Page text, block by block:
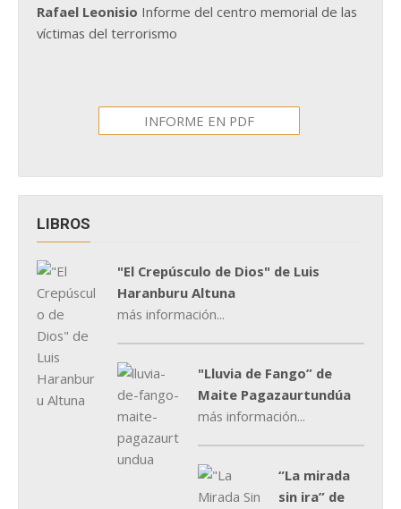
Rafael Leonisio Informe del centro memorial de las
víctimas del terrorismo
INFORME EN PDF
LIBROS
"El Crepúsculo de Dios" de Luis
Haranburu Altuna
más información...
"Lluvia de Fango” de
Maite Pagazaurtundúa
más información...
“La mirada
sin ira” de